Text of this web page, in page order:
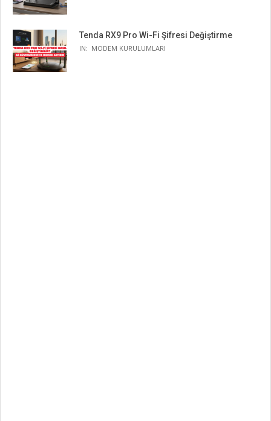
Tenda RX9 Pro Wi-Fi Şifresi Değiştirme
IN: MODEM KURULUMLARI